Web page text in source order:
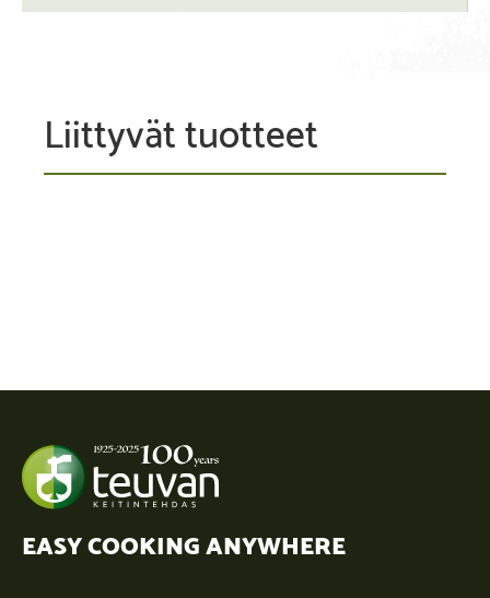
Liittyvät tuotteet
EASY COOKING ANYWHERE